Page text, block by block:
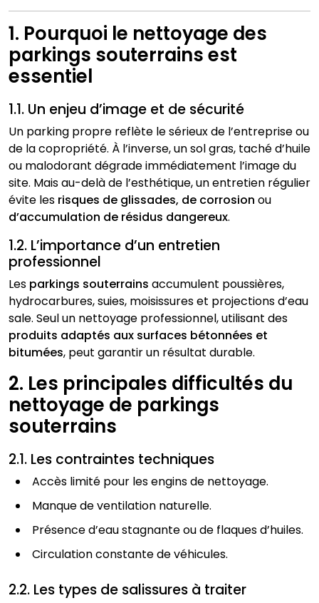
1. Pourquoi le nettoyage des
parkings souterrains est
essentiel
1.1. Un enjeu d’image et de sécurité
Un parking propre reflète le sérieux de l’entreprise ou
de la copropriété. À l’inverse, un sol gras, taché d’huile
ou malodorant dégrade immédiatement l’image du
site. Mais au-delà de l’esthétique, un entretien régulier
évite les risques de glissades, de corrosion ou
d’accumulation de résidus dangereux.
1.2. L’importance d’un entretien
professionnel
Les parkings souterrains accumulent poussières,
hydrocarbures, suies, moisissures et projections d’eau
sale. Seul un nettoyage professionnel, utilisant des
produits adaptés aux surfaces bétonnées et
bitumées, peut garantir un résultat durable.
2. Les principales difficultés du
nettoyage de parkings
souterrains
2.1. Les contraintes techniques
Accès limité pour les engins de nettoyage.
Manque de ventilation naturelle.
Présence d’eau stagnante ou de flaques d’huiles.
Circulation constante de véhicules.
2.2. Les types de salissures à traiter